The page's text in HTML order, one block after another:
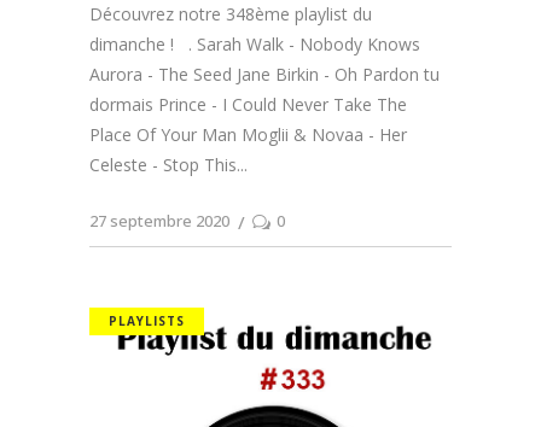
Découvrez notre 348ème playlist du
dimanche ! . Sarah Walk - Nobody Knows
Aurora - The Seed Jane Birkin - Oh Pardon tu
dormais Prince - I Could Never Take The
Place Of Your Man Moglii & Novaa - Her
Celeste - Stop This
27 septembre 2020 0
PLAYLISTS